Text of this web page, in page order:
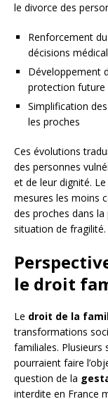
le divorce des
Renforcement
décisions
Développement
protection future
Simplification
les proches
Ces évolutions
des personnes
et de leur dignité.
mesures les moins
des proches dans
situation de fragilité.
le droit
Le droit de la
transformations
familiales.
pourraient faire
question de la
interdite en France